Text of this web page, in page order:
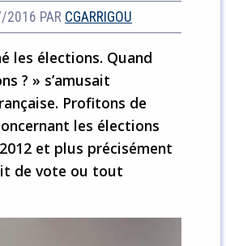
2016 PAR CGARRIGOU
les élections. Quand
? » s’amusait
Profitons de
les élections
et plus précisément
de vote ou tout